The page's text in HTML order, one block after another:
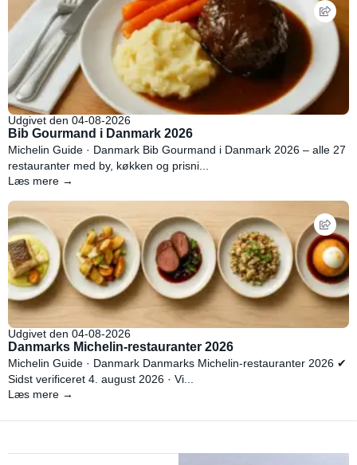
Udgivet den 04-08-2026
Bib Gourmand i Danmark 2026
Michelin Guide · Danmark Bib Gourmand i Danmark 2026 – alle 27
restauranter med by, køkken og prisni...
Læs mere →
Udgivet den 04-08-2026
Danmarks Michelin-restauranter 2026
Michelin Guide · Danmark Danmarks Michelin-restauranter 2026 ✔
Sidst verificeret 4. august 2026 · Vi...
Læs mere →